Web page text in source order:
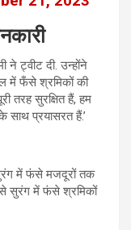
ने ट्वीट दी. उन्होंने
में फँसे श्रमिकों की
तरह सुरक्षित हैं, हम
साथ प्रयासरत हैं.’
में फंसे मजदूरों तक
से सुरंग में फंसे श्रमिकों